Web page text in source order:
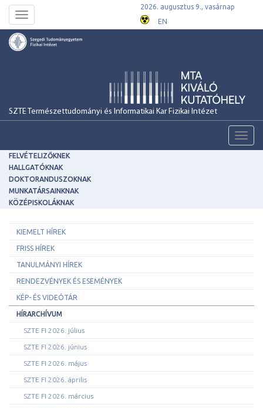
Toggle
navigation
2026. augusztus 9., vasárnap
EN
SZTE Természettudományi és Informatikai Kar Fizikai Intézet
FELVÉTELIZŐKNEK
HALLGATÓKNAK
DOKTORANDUSZOKNAK
MUNKATÁRSAINKNAK
KÖZÉPISKOLÁKNAK
KIEMELT HÍREK
FRISS HÍREK
TANULMÁNYI HÍREK
RENDEZVÉNYEK ÉS ESEMÉNYEK
KÉP- ÉS VIDEÓTÁR
HÍRARCHÍVUM
SZTE FI 2026. július
SZTE FI 2026. június
SZTE FI 2026. május
SZTE FI 2026. április
SZTE FI 2026. március